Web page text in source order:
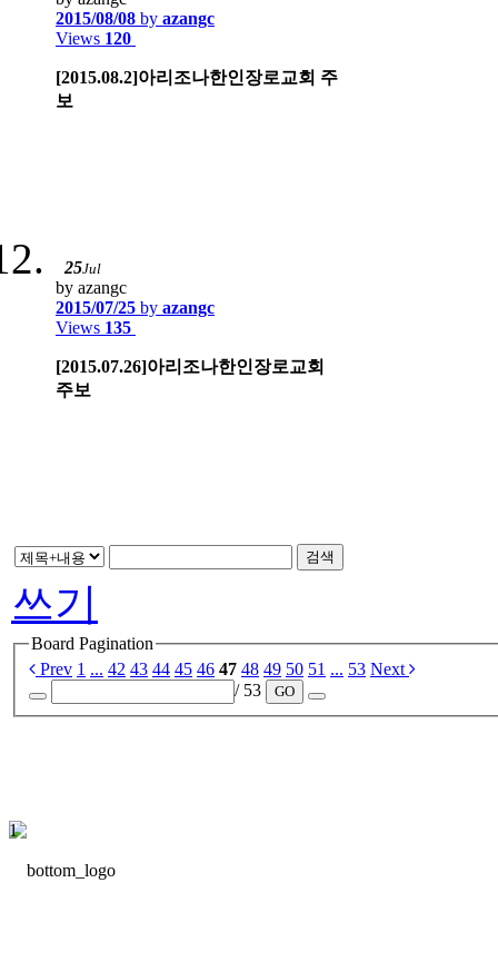
2015/08/08 by azangc
Views 120
[2015.08.2]아리조나한인장로교회 주
보
25Jul
by azangc
2015/07/25 by azangc
Views 135
[2015.07.26]아리조나한인장로교회
주보
검색
쓰기
Board Pagination
Prev 1 ... 42 43 44 45 46 47 48 49 50 51 ... 53 Next
/ 53
GO
1